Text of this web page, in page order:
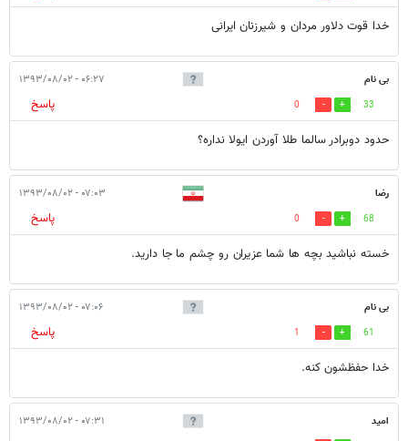
خدا قوت دلاور مردان و شیرزنان ایرانی
بی نام ۰۶:۲۷ - ۱۳۹۳/۰۸/۰۲
33
0
پاسخ
حدود دوبرادر سالما طلا آوردن ایولا نداره؟
رضا ۰۷:۰۳ - ۱۳۹۳/۰۸/۰۲
68
0
پاسخ
خسته نباشید بچه ها شما عزیران رو چشم ما جا دارید.
بی نام ۰۷:۰۶ - ۱۳۹۳/۰۸/۰۲
61
1
پاسخ
خدا حفظشون کنه.
امید ۰۷:۳۱ - ۱۳۹۳/۰۸/۰۲